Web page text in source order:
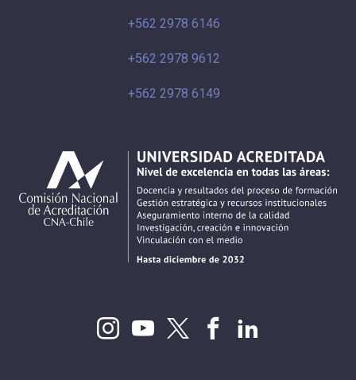
+562 2978 6146
+562 2978 9612
+562 2978 6149